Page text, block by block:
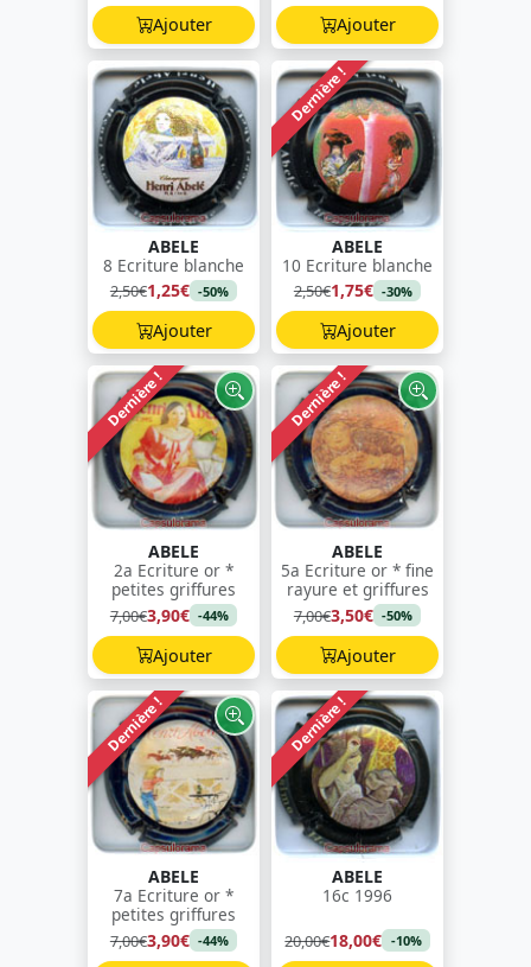
Ajouter
Ajouter
ABELE
8 Ecriture blanche
2,50€1,25€ -50%
Ajouter
Dernière !
ABELE
10 Ecriture blanche
2,50€1,75€ -30%
Ajouter
Dernière !
ABELE
2a Ecriture or *
petites griffures
7,00€3,90€ -44%
Ajouter
Dernière !
ABELE
5a Ecriture or * fine
rayure et griffures
7,00€3,50€ -50%
Ajouter
Dernière !
ABELE
7a Ecriture or *
petites griffures
7,00€3,90€ -44%
Dernière !
ABELE
16c 1996
20,00€18,00€ -10%